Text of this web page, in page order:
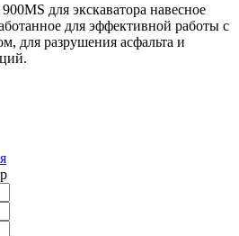
для экскаватора навесное
для эффективной работы с
для разрушения асфальта и